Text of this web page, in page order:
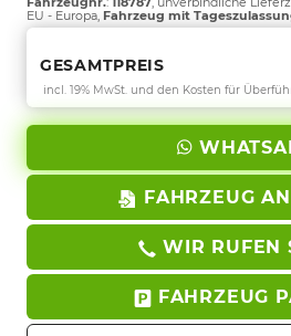
EU - Europa, Fahrzeug mit
GESAMTPREIS
incl. 19% MwSt. und den Kosten für
FAHRZEUG
WIR RUFEN
FAHRZEUG